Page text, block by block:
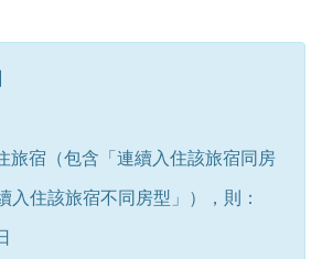
旅宿（包含「連續入住該旅宿同房
入住該旅宿不同房型」），則：